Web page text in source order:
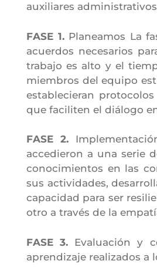
auxiliares
FASE 1.Planeamos La
acuerdos necesarios
trabajo es alto y el
miembros del equipo
establecieran
que faciliten el diálogo
FASE 2.
accedieron a una serie
conocimientos en las
sus actividades,
capacidad para ser
otro a través de la
FASE 3. Evaluación y
aprendizaje realizados a